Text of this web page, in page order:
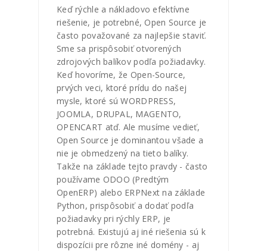
Keď rýchle a nákladovo efektívne
riešenie, je potrebné, Open Source je
často považované za najlepšie staviť.
Sme sa prispôsobiť otvorených
zdrojových balíkov podľa požiadavky.
Keď hovoríme, že Open-Source,
prvých veci, ktoré prídu do našej
mysle, ktoré sú WORDPRESS,
JOOMLA, DRUPAL, MAGENTO,
OPENCART atď. Ale musíme vedieť,
Open Source je dominantou všade a
nie je obmedzený na tieto balíky.
Takže na základe tejto pravdy - často
používame ODOO (Predtým
OpenERP) alebo ERPNext na základe
Python, prispôsobiť a dodať podľa
požiadavky pri rýchly ERP, je
potrebná. Existujú aj iné riešenia sú k
dispozícii pre rôzne iné domény - aj